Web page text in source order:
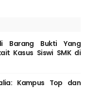
Barang Bukti Yang
Kasus Siswi SMK di
Kampus Top dan